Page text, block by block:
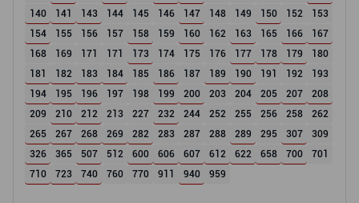
140
141 143 144 145 146 147 148 149 150 152
153
154
155 156 157 158 159 160 162 163 165 166
167
168
169 171 171 173 174 175 176 177 178 179
180
181
182 183 184 185 186 187 189 190 191 192
193
194
195 196 197 198 199 200 203 204 205 207
208
209
210 212 213 227 232 244 252 255 256 258
262
265
267 268 269 282 283 287 288 289 295 307
309
326
365 507 512 600 606 607 612 622 658 700
701
710
723 740 760 770 911 940 959